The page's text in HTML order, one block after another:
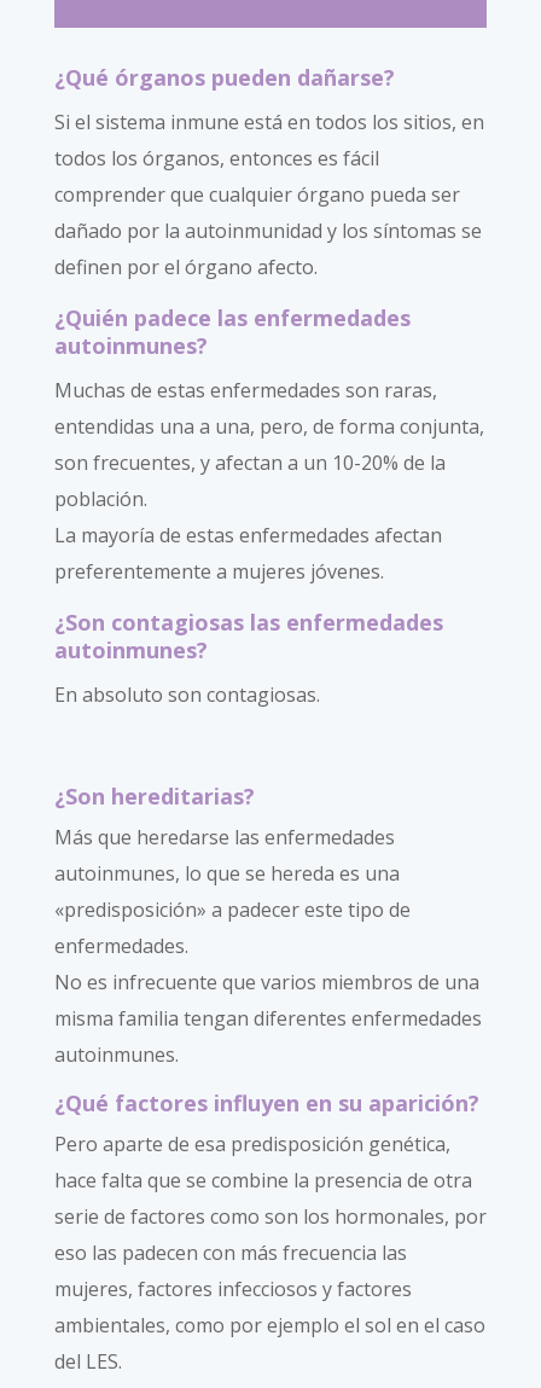
¿Qué órganos pueden dañarse?
Si el sistema inmune está en todos los sitios, en
todos los órganos, entonces es fácil
comprender que cualquier órgano pueda ser
dañado por la autoinmunidad y los síntomas se
definen por el órgano afecto.
¿Quién padece las enfermedades
autoinmunes?
Muchas de estas enfermedades son raras,
entendidas una a una, pero, de forma conjunta,
son frecuentes, y afectan a un 10-20% de la
población.
La mayoría de estas enfermedades afectan
preferentemente a mujeres jóvenes.
¿Son contagiosas las enfermedades
autoinmunes?
En absoluto son contagiosas.
¿Son hereditarias?
Más que heredarse las enfermedades
autoinmunes, lo que se hereda es una
«predisposición» a padecer este tipo de
enfermedades.
No es infrecuente que varios miembros de una
misma familia tengan diferentes enfermedades
autoinmunes.
¿Qué factores influyen en su aparición?
Pero aparte de esa predisposición genética,
hace falta que se combine la presencia de otra
serie de factores como son los hormonales, por
eso las padecen con más frecuencia las
mujeres, factores infecciosos y factores
ambientales, como por ejemplo el sol en el caso
del LES.